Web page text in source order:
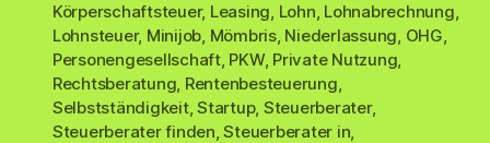
Körperschaftsteuer, Leasing, Lohn, Lohnabrechnung,
Lohnsteuer, Minijob, Mömbris, Niederlassung, OHG,
Personengesellschaft, PKW, Private Nutzung,
Rechtsberatung, Rentenbesteuerung,
Selbstständigkeit,Startup, Steuerberater,
Steuerberater finden,Steuerberater in,